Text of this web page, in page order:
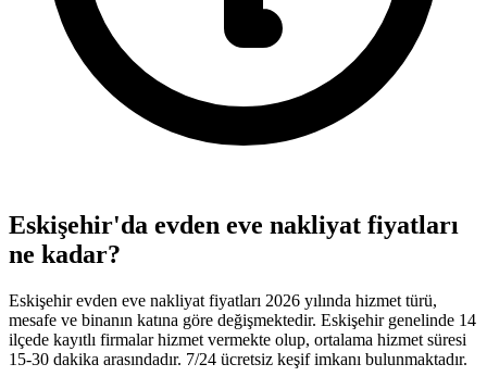
Eskişehir'da evden eve nakliyat fiyatları
ne kadar?
Eskişehir evden eve nakliyat fiyatları 2026 yılında hizmet türü,
mesafe ve binanın katına göre değişmektedir. Eskişehir genelinde 14
ilçede kayıtlı firmalar hizmet vermekte olup, ortalama hizmet süresi
15-30 dakika arasındadır. 7/24 ücretsiz keşif imkanı bulunmaktadır.